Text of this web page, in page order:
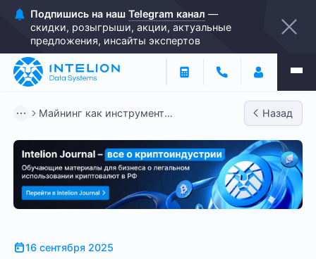
Подпишись на наш Telegram канал —
скидки, розыгрыши, акции, актуальные
предложения, инсайты экспертов
Майнинг как инструмент
Назад
16 сентября 2025